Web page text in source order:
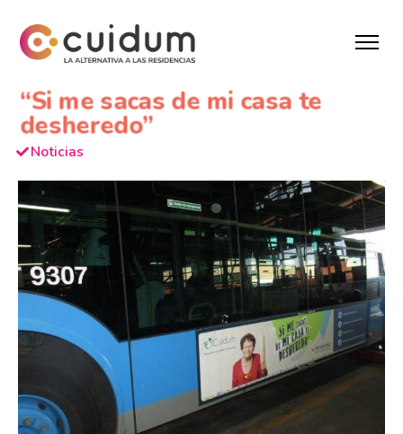
“Si me sacas de mi casa te
desheredo”
Noticias